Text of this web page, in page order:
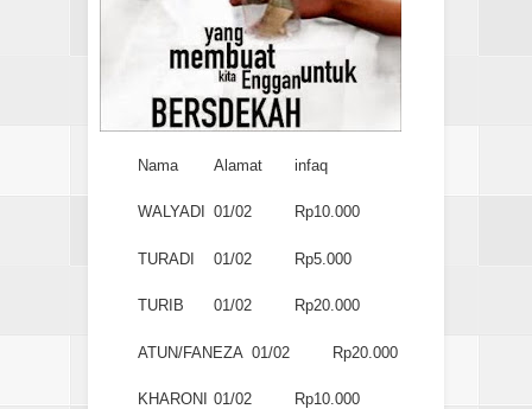
Nama Alamat infaq
WALYADI 01/02 Rp10.000
TURADI 01/02 Rp5.000
TURIB 01/02 Rp20.000
ATUN/FANEZA 01/02 Rp20.000
KHARONI 01/02 Rp10.000